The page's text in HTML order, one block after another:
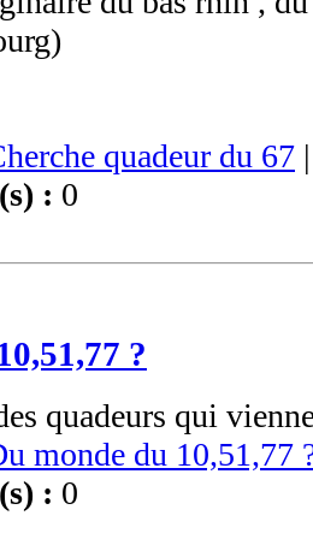
quadeur du 67
: 0
?
quadeurs qui
monde du 10,51,77
: 0